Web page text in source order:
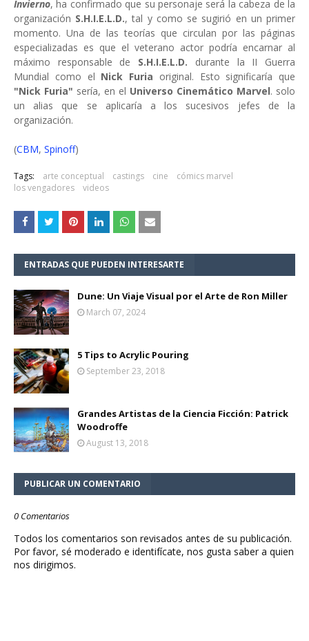
Invierno, ha confirmado que su personaje será la cabeza de la
organización S.H.I.E.L.D., tal y como se sugirió en un primer
momento. Una de las teorías que circulan por las páginas
especializadas es que el veterano actor podría encarnar al
máximo responsable de S.H.I.E.L.D. durante la II Guerra
Mundial como el Nick Furia original. Esto significaría que
"Nick Furia" sería, en el Universo Cinemático Marvel. solo
un alias que se aplicaría a los sucesivos jefes de la
organización.
(CBM, Spinoff)
Tags: arte conceptual castings cine
cómics marvel
los vengadores
videos
ENTRADAS QUE PUEDEN INTERESARTE
Dune: Un Viaje Visual por el Arte de Ron Miller
March 07, 2024
5 Tips to Acrylic Pouring
September 23, 2018
Grandes Artistas de la Ciencia Ficción: Patrick
Woodroffe
August 13, 2018
PUBLICAR UN COMENTARIO
0 Comentarios
Todos los comentarios son revisados antes de su publicación.
Por favor, sé moderado e identifícate, nos gusta saber a quien
nos dirigimos.